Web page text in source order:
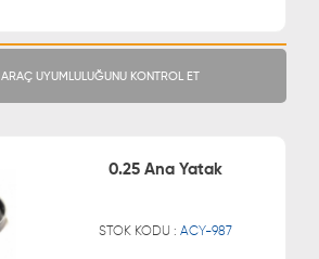
ARAÇ UYUMLULUĞUNU KONTROL ET
0.25 Ana Yatak
STOK KODU :ACY-987